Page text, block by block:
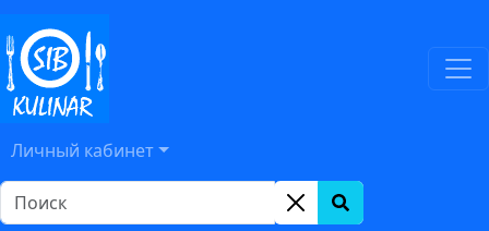
Личный кабинет